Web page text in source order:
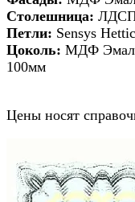
Столешница:
Петли: Sensys
Цоколь: МДФ
100мм
Цены носят